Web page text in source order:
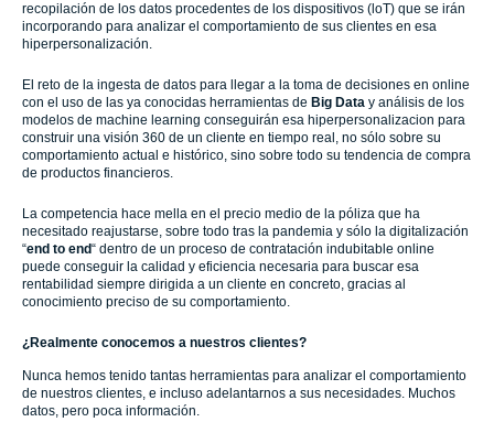
recopilación de los datos procedentes de los dispositivos (loT) que se irán
incorporando para analizar el comportamiento de sus clientes en esa
hiperpersonalización.
El reto de la ingesta de datos para llegar a la toma de decisiones en online
con el uso de las ya conocidas herramientas de Big Data y análisis de los
modelos de machine learning conseguirán esa hiperpersonalizacion para
construir una visión 360 de un cliente en tiempo real, no sólo sobre su
comportamiento actual e histórico, sino sobre todo su tendencia de compra
de productos financieros.
La competencia hace mella en el precio medio de la póliza que ha
necesitado reajustarse, sobre todo tras la pandemia y sólo la digitalización
“end to end“ dentro de un proceso de contratación indubitable online
puede conseguir la calidad y eficiencia necesaria para buscar esa
rentabilidad siempre dirigida a un cliente en concreto, gracias al
conocimiento preciso de su comportamiento.
¿Realmente conocemos a nuestros clientes?
Nunca hemos tenido tantas herramientas para analizar el comportamiento
de nuestros clientes, e incluso adelantarnos a sus necesidades. Muchos
datos, pero poca información.